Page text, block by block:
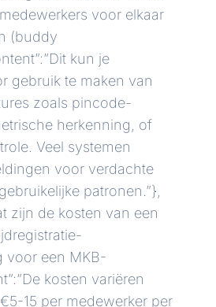
voor elkaar
(buddy
kun je
gebruik te maken van
zoals pincode-
herkenning, of
Veel systemen
voor verdachte
patronen.”},
zijn de kosten van een
voor een MKB-
kosten variëren
15 per medewerker per